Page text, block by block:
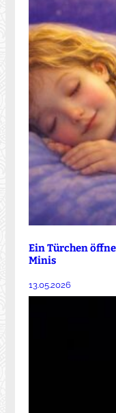
Ein Türchen
Minis
13.05.2026